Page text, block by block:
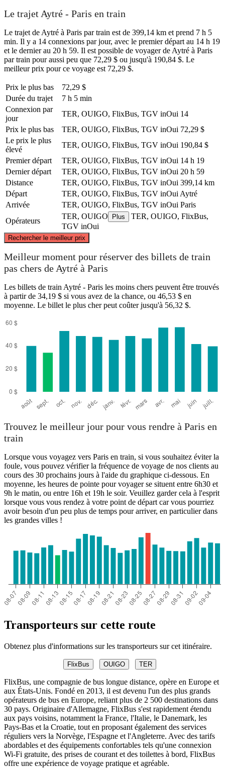
Le trajet Aytré - Paris en train
Le trajet de Aytré à Paris par train est de 399,14 km et prend 7 h 5
min. Il y a 14 connexions par jour, avec le premier départ au 14 h 19
et le dernier au 20 h 59. Il est possible de voyager de Aytré à Paris
par train pour aussi peu que 72,29 $ ou jusqu'à 190,84 $. Le
meilleur prix pour ce voyage est 72,29 $.
Prix ​​le plus bas
72,29 $
Durée du trajet
7 h 5 min
Connexion par
jour
TER, OUIGO, FlixBus, TGV inOui 14
Prix ​​le plus bas
TER, OUIGO, FlixBus, TGV inOui 72,29 $
Le prix le plus
élevé
TER, OUIGO, FlixBus, TGV inOui 190,84 $
Premier départ
TER, OUIGO, FlixBus, TGV inOui 14 h 19
Dernier départ
TER, OUIGO, FlixBus, TGV inOui 20 h 59
Distance
TER, OUIGO, FlixBus, TGV inOui 399,14 km
Départ
TER, OUIGO, FlixBus, TGV inOui Aytré
Arrivée
TER, OUIGO, FlixBus, TGV inOui Paris
Opérateurs
TER, OUIGO Plus
TER, OUIGO, FlixBus,
TGV inOui
Rechercher le meilleur prix
Meilleur moment pour réserver des billets de train
pas chers de Aytré à Paris
Les billets de train Aytré - Paris les moins chers peuvent être trouvés
à partir de 34,19 $ si vous avez de la chance, ou 46,53 $ en
moyenne. Le billet le plus cher peut coûter jusqu'à 56,32 $.
Trouvez le meilleur jour pour vous rendre à Paris en
train
Lorsque vous voyagez vers Paris en train, si vous souhaitez éviter la
foule, vous pouvez vérifier la fréquence de voyage de nos clients au
cours des 30 prochains jours à l'aide du graphique ci-dessous. En
moyenne, les heures de pointe pour voyager se situent entre 6h30 et
9h le matin, ou entre 16h et 19h le soir. Veuillez garder cela à l'esprit
lorsque vous vous rendez à votre point de départ car vous pourriez
avoir besoin d'un peu plus de temps pour arriver, en particulier dans
les grandes villes !
Transporteurs sur cette route
Obtenez plus d'informations sur les transporteurs sur cet itinéraire.
FlixBus OUIGO TER
FlixBus, une compagnie de bus longue distance, opère en Europe et
aux États-Unis. Fondé en 2013, il est devenu l'un des plus grands
opérateurs de bus en Europe, reliant plus de 2 500 destinations dans
30 pays. Originaire d'Allemagne, FlixBus s'est rapidement étendu
aux pays voisins, notamment la France, l'Italie, le Danemark, les
Pays-Bas et la Croatie, tout en proposant également des services
réguliers vers la Norvège, l'Espagne et l'Angleterre. Avec des tarifs
abordables et des équipements confortables tels qu'une connexion
Wi-Fi gratuite, des prises de courant et des toilettes à bord, FlixBus
offre une expérience de voyage pratique et agréable.